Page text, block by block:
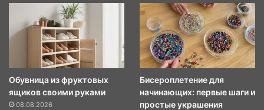
Обувница из фруктовых
ящиков своими руками
08.08.2026
Бисероплетение для
начинающих: первые шаги и
простые украшения